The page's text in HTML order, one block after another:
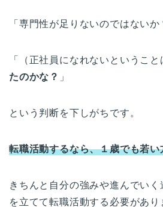
「専門性が足りないのではないか
「（正社員になれないということ
たのかな？ 」
という判断を下しがちです。
転職活動するなら、１歳でも若い
きちんと自分の強みや進んでい
を立てて転職活動する必要があり